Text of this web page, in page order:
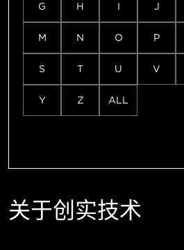
G H I J
M N O P
S T U V
Y Z ALL
关于创实技术